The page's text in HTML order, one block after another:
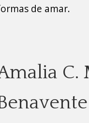
de amar.
C.